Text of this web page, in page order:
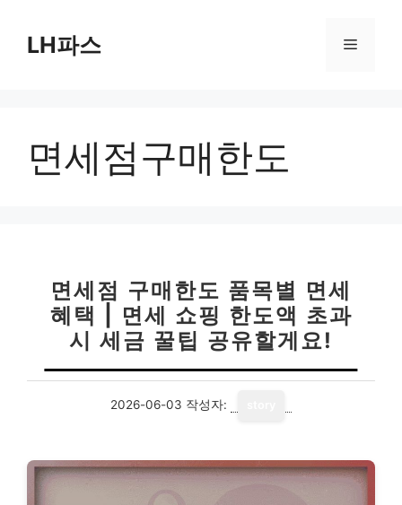
LH파스 메
면세점구매한도
면세점 구매한도 품목별 면세
혜택 | 면세 쇼핑 한도액 초과
시 세금 꿀팁 공유할게요!
2026-06-03 작성자: